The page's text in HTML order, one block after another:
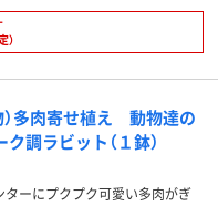
）
）多肉寄せ植え 動物達の
調ラビット（１鉢）
ーにプクプク可愛い多肉がぎ